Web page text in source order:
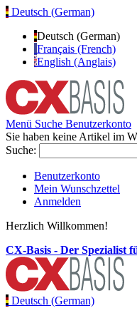
Deutsch (German)
Deutsch (German)
Français (French)
English (Anglais)
Menü Suche Benutzerkonto
Sie haben keine Artikel im
Suche:
Benutzerkonto
Mein Wunschzettel
Anmelden
Herzlich Willkommen!
CX-Basis - Der Spezialist
Deutsch (German)